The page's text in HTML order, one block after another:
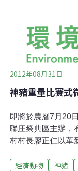
迴遶境，熱鬧一
憶，應被視為藝
社會研究會執行長
2012年08月31日
神豬重量比賽式
即將於農曆7月20
聯庄祭典區主辦，
村村長廖正仁以革
豬供奉神明。此
經濟動物 神豬